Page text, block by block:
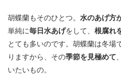
胡蝶蘭もそのひとつ。 水のあげ方
単純に毎日水あげをして、 根腐れ
とても多いのです。胡蝶蘭は冬場
りますから、その季節を見極めて
いたいもの。